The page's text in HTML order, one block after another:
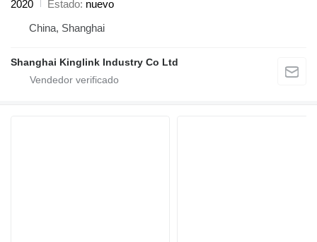
2020 Estado nuevo
China, Shanghai
Shanghai Kinglink Industry Co Ltd